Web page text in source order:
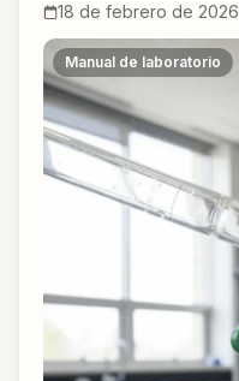
18 de febrero de 2026
Manual de laboratorio